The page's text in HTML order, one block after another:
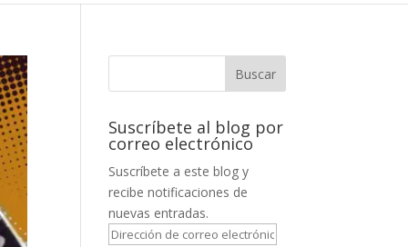
Suscríbete al blog por
correo electrónico
Suscríbete a este blog y
recibe notificaciones de
nuevas entradas.
Dirección